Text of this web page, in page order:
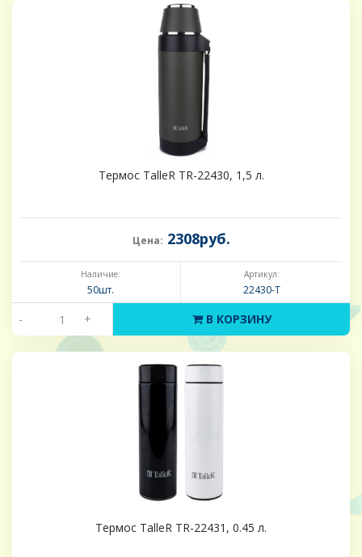
Термос TalleR TR-22430, 1,5 л.
Цена: 2308руб.
Наличие:
50шт.
Артикул:
22430-Т
- + В КОРЗИНУ
Термос TalleR TR-22431, 0.45 л.